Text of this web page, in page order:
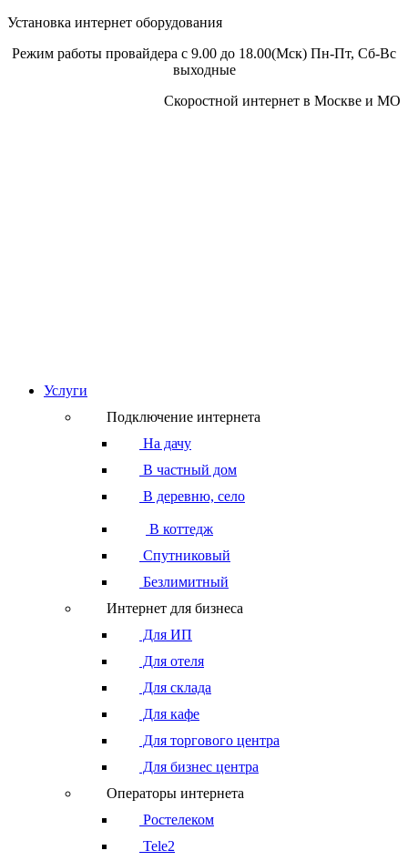
Установка интернет оборудования
Режим работы провайдера с 9.00 до 18.00(Мск) Пн-Пт, Сб-Вс
выходные
Скоростной интернет в Москве и МО
Услуги
Подключение интернета
На дачу
В частный дом
В деревню, село
В коттедж
Спутниковый
Безлимитный
Интернет для бизнеса
Для ИП
Для отеля
Для склада
Для кафе
Для торгового центра
Для бизнес центра
Операторы интернета
Ростелеком
Tele2